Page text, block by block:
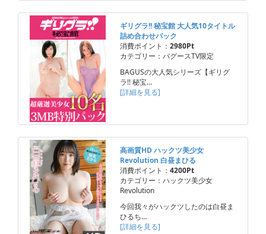
ギリグラ!! 秘宝館 大人気10タイトル
詰め合わせパック
消費ポイント： 2980Pt
カテゴリー：バグースTV限定
BAGUSの大人気シリーズ【ギリグ
ラ!! 秘宝…
[詳細を見る]
高画質HD ハックツ美少女
Revolution 白昼まひる
消費ポイント： 4200Pt
カテゴリー：ハックツ美少女
Revolution
今回我々がハックツしたのは白昼ま
ひるち…
[詳細を見る]